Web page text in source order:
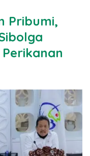
Pribumi,